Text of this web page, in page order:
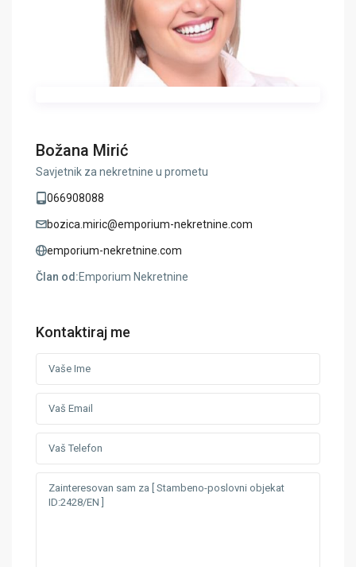
Božana Mirić
Savjetnik za nekretnine u prometu
066908088
bozica.miric@emporium-nekretnine.com
emporium-nekretnine.com
Član od:Emporium Nekretnine
Kontaktiraj me